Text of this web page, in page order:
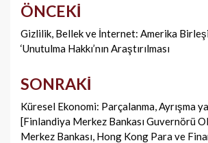
Yazı
dolaşımı
ÖNCEKI
Gizlilik, Bellek ve İnternet: Amerika
‘Unutulma Hakkı’nın Araştırılması
SONRAKI
Küresel Ekonomi: Parçalanma, Ayrışma
[Finlandiya Merkez Bankası Guvernörü
Merkez Bankası, Hong Kong Para ve